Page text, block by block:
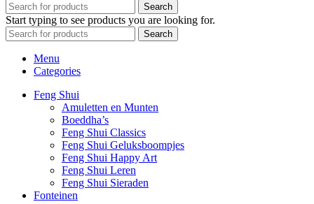
Search
Start typing to see products you are looking for.
Search
Menu
Categories
Feng Shui
Amuletten en Munten
Boeddha’s
Feng Shui Classics
Feng Shui Geluksboompjes
Feng Shui Happy Art
Feng Shui Leren
Feng Shui Sieraden
Fonteinen